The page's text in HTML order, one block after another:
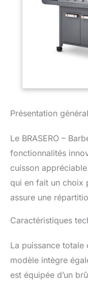
Présentation
Le BRASERO –
fonctionnalités
cuisson
qui en fait un choix
assure une
Caractéristiques
La puissance totale
modèle intègre
est équipée d’un